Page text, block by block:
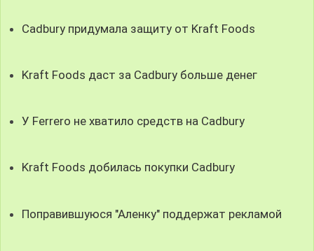
Cadbury придумала защиту от Kraft Foods
Kraft Foods даст за Cadbury больше денег
У Ferrero не хватило средств на Cadbury
Kraft Foods добилась покупки Cadbury
Поправившуюся "Аленку" поддержат рекламой